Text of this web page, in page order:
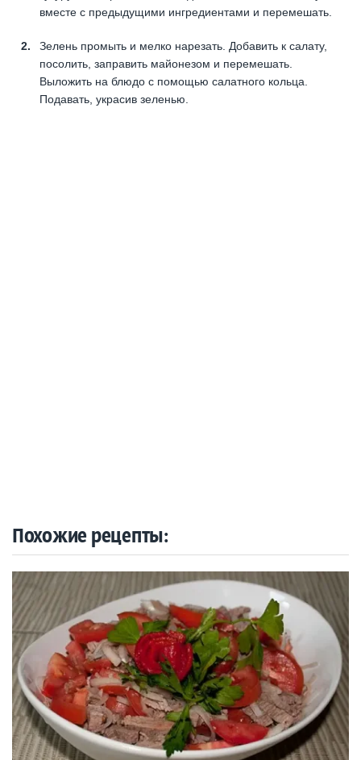
вместе с предыдущими ингредиентами и перемешать.
Зелень промыть и мелко нарезать. Добавить к салату,
посолить, заправить майонезом и перемешать.
Выложить на блюдо с помощью салатного кольца.
Подавать, украсив зеленью.
Похожие рецепты: